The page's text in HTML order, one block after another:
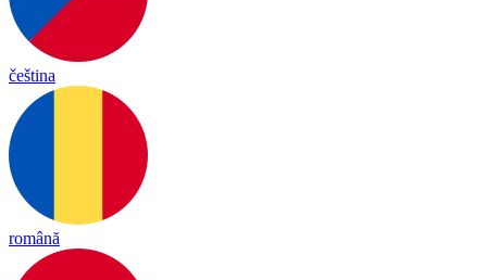
čeština
română